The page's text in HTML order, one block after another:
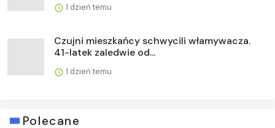
1 dzień temu
Czujni mieszkańcy schwycili włamywacza.
41-latek zaledwie od...
1 dzień temu
Polecane